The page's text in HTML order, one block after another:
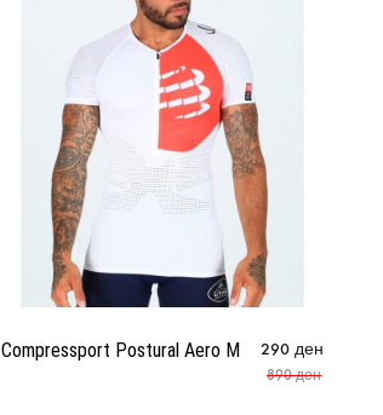
Compressport Postural Aero M 290 ден
890ден